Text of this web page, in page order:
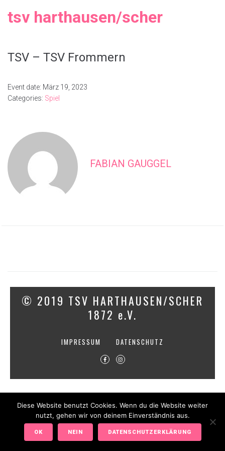
tsv harthausen/scher
TSV – TSV Frommern
Event date: März 19, 2023
Categories: Spiel
FABIAN GAUGGEL
© 2019 TSV HARTHAUSEN/SCHER
1872 e.V.
IMPRESSUM DATENSCHUTZ
Diese Website benutzt Cookies. Wenn du die Website weiter
nutzt, gehen wir von deinem Einverständnis aus.
OK NEIN DATENSCHUTZERKLÄRUNG